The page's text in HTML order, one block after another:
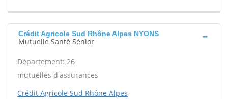
Crédit Agricole Sud Rhône Alpes NYONS
Mutuelle Santé Sénior
Département: 26
mutuelles d'assurances
Crédit Agricole Sud Rhône Alpes